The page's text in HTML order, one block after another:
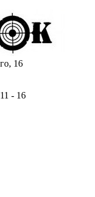
16
- 16